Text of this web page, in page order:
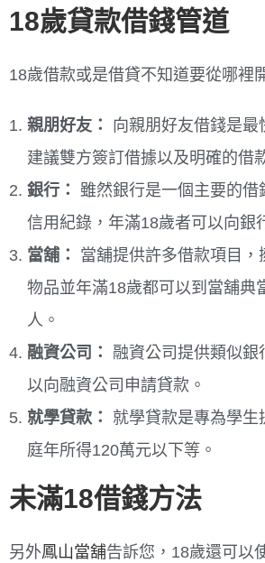
18歲貸款借錢管道
18歲借款或是借貸不知道要從哪裡
親朋好友：
向親朋好友借錢是
建議雙方簽訂借據以及明確的借
銀行： 雖然銀行是一個主要的
信用紀錄，年滿18歲者可以向銀
當舖：
當舖提供許多借款項目
物品並年滿18歲都可以到當舖典
人。
融資公司：
融資公司提供類似銀
以向融資公司申請貸款。
就學貸款：
就學貸款是專為學
庭年所得120萬元以下等。
未滿18借錢方法
另外鳳山當舖告訴您，18歲還可以